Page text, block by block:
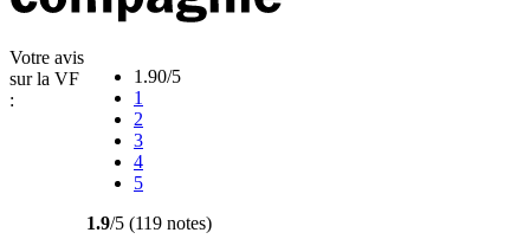
Votre avis
sur la VF
:
1.90/5
1
2
3
4
5
1.9/5 (119 notes)